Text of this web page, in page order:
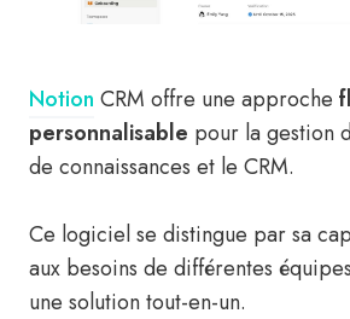
Notion CRM offre une approche
personnalisable pour la gestion
de connaissances et le CRM.
Ce logiciel se distingue par sa
aux besoins de différentes
une solution tout-en-un.